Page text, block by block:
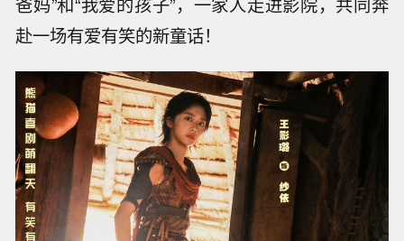
赴一场有爱有笑的新童话！